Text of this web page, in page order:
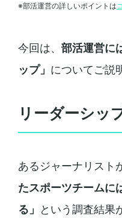
※部活運営の詳しいポイントは
今回は、 部活運営に
ップ」 についてご説
リーダーシッ
あるジャーナリスト
たスポーツチームに
る」
という調査結果